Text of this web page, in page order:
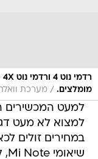
מומלצים. / מערכת
למעט המכשירים
למצוא לא מעט
במחירים זולים